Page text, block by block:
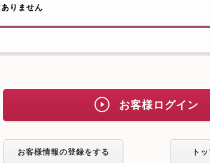
りません
お客様ログイン
お客様情報の登録をする ト